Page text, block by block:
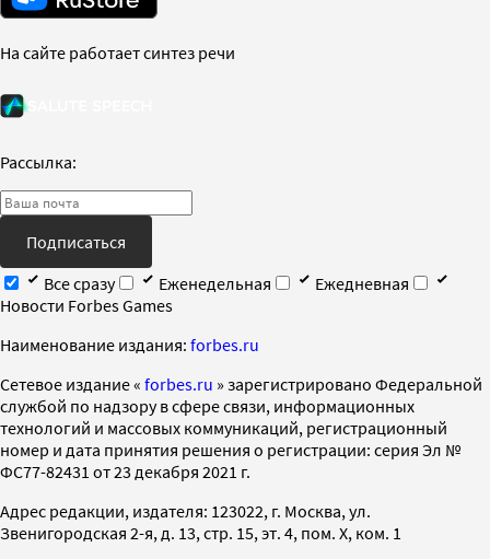
На сайте работает синтез речи
Рассылка:
Подписаться
Все сразу
Еженедельная
Ежедневная
Новости Forbes Games
Наименование издания: forbes.ru
Cетевое издание « forbes.ru » зарегистрировано Федеральной
службой по надзору в сфере связи, информационных
технологий и массовых коммуникаций, регистрационный
номер и дата принятия решения о регистрации: серия Эл №
ФС77-82431 от 23 декабря 2021 г.
Адрес редакции, издателя: 123022, г. Москва, ул.
Звенигородская 2-я, д. 13, стр. 15, эт. 4, пом. X, ком. 1